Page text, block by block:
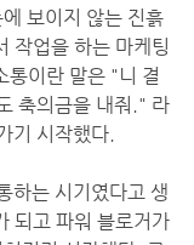
보이지 않는 진흙
작업을 하는 마케팅
통이란 말은 "니 결
축의금을 내줘." 라
기 시작했다.
하는 시기였다고 생
되고 파워 블로거가